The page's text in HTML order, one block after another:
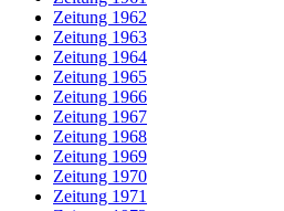
Zeitung 1962
Zeitung 1963
Zeitung 1964
Zeitung 1965
Zeitung 1966
Zeitung 1967
Zeitung 1968
Zeitung 1969
Zeitung 1970
Zeitung 1971